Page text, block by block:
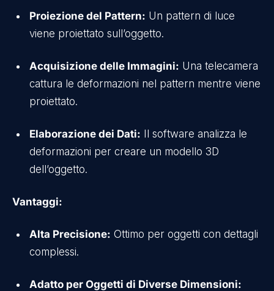
Proiezione del Pattern: Un pattern di luce
viene proiettato sull’oggetto.
Acquisizione delle Immagini: Una telecamera
cattura le deformazioni nel pattern mentre viene
proiettato.
Elaborazione dei Dati: Il software analizza le
deformazioni per creare un modello 3D
dell’oggetto.
Vantaggi:
Alta Precisione: Ottimo per oggetti con dettagli
complessi.
Adatto per Oggetti di Diverse Dimensioni: